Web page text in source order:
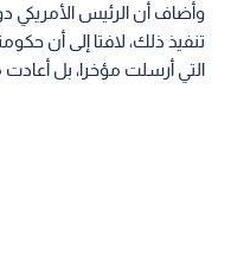
وأضاف أن الرئيس الأمريكي
تنفيذ ذلك، لافتا إلى أن
التي أرسلت مؤخرا، بل